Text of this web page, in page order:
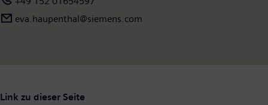
eva.haupenthal@siemens.com
Link zu dieser Seite